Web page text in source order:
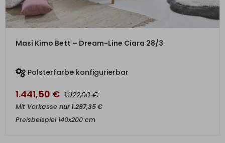
ZUM PRODUKT
Masi Kimo Bett – Dream-Line Ciara 28/3
Polsterfarbe konfigurierbar
1.441,50 € 1.922,00€
Mit Vorkasse nur1.297,35€
Preisbeispiel 140x200 cm